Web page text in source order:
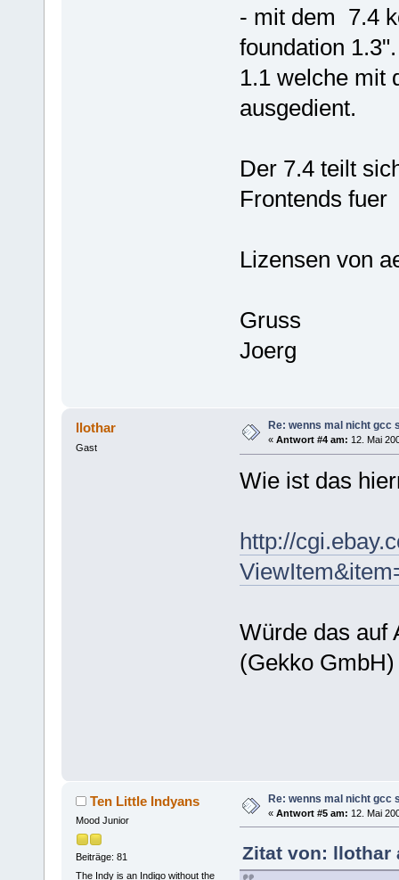
- mit dem 7.4
foundation
1.1 welche mit
ausgedient.
Der 7.4 teilt
Frontends
Lizensen von
Gruss
Joerg
llothar
Gast
Re: wenns mal nicht gcc
« Antwort #4 am: 12. Mai
Wie ist das
http://
Würde das auf
(Gekko
Ten Little Indyans
Mood Junior
Beiträge: 81
The Indy is an Indigo without the
Re: wenns mal nicht gcc
« Antwort #5 am: 12. Mai
Zitat von: llothar